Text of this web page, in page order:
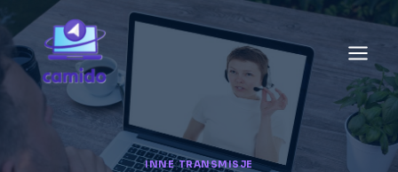
Przejdź
do
treści
INNE|TRANSMISJE